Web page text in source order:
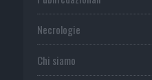
Necrologie
Chi siamo